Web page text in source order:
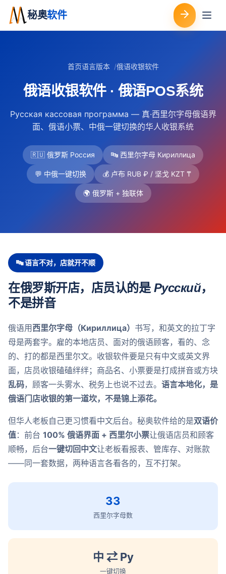
秘奥软件
首页语言版本 俄语收银软件
俄语收银软件 · 俄语POS系统
Русская кассовая программа — 真·西里尔字母俄语界
面、俄语小票、中俄一键切换的华人收银系统
🇷🇺 俄罗斯 Россия 🔤 西里尔字母 Кириллица
💬 中俄一键切换 💰 卢布 RUB ₽ / 坚戈 KZT ₸
🌍 俄罗斯 + 独联体
🔤 语言不对，店就开不顺
在俄罗斯开店，店员认的是 Русский，
不是拼音
俄语用 西里尔字母（Кириллица） 书写，和英文的拉丁字
母是两套字。雇的本地店员、面对的俄语顾客，看的、念
的、打的都是西里尔文。收银软件要是只有中文或英文界
面，店员收银磕磕绊绊；商品名、小票要是打成拼音或方块
乱码，顾客一头雾水、税务上也说不过去。 语言本地化，是
俄语门店收银的第一道坎，不是锦上添花。
但华人老板自己更习惯看中文后台。秘奥软件给的是双语价
值：前台 100% 俄语界面 + 西里尔小票让俄语店员和顾客
顺畅，后台一键切回中文让老板看报表、管库存、对账款
——同一套数据，两种语言各看各的，互不打架。
33
西里尔字母数
中 ⇄ Ру
一键切换